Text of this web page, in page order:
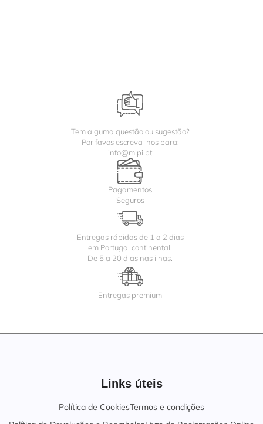
Tem alguma questão ou sugestão?
Por favos escreva-nos para:
info@mipi.pt
Pagamentos
Seguros
Entregas rápidas de 1 a 2 dias
em Portugal continental.
De 5 a 20 dias nas ilhas.
Entregas premium
Links úteis
Política de CookiesTermos e condições